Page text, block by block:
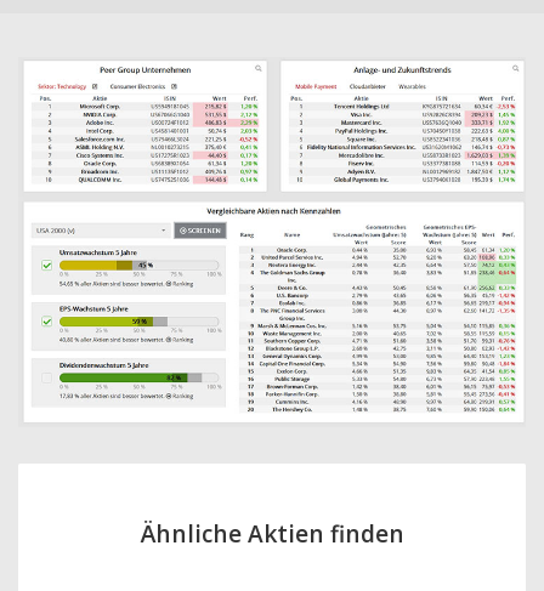
Ähnliche Aktien finden